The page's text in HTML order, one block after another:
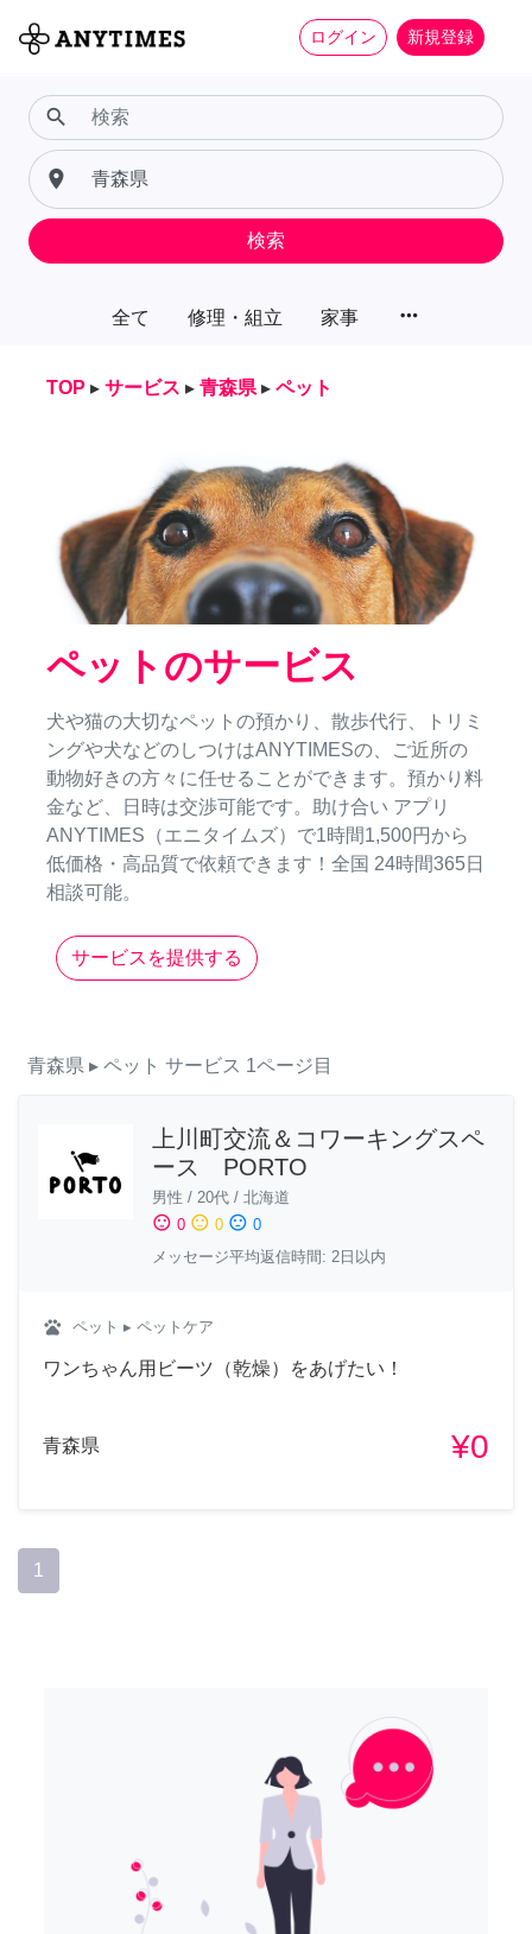
ログイン 新規登録
全て 修理・組立 家事 more_horiz
search
place
検索
TOP ▸ サービス ▸ 青森県 ▸ ペット
ペットのサービス
犬や猫の大切なペットの預かり、散歩代行、トリミ
ングや犬などのしつけはANYTIMESの、ご近所の
動物好きの方々に任せることができます。預かり料
金など、日時は交渉可能です。助け合い アプリ
ANYTIMES（エニタイムズ）で1時間1,500円から
低価格・高品質で依頼できます！全国 24時間365日
相談可能。
サービスを提供する
青森県 ▸ ペット サービス 1ページ目
上川町交流＆コワーキングスペ
ース PORTO
男性 / 20代 / 北海道
sentiment_satisfied 0 sentiment_neutral 0 sentiment_dissatisfied 0
メッセージ平均返信時間: 2日以内
pets ペット ▸ ペットケア
ワンちゃん用ビーツ（乾燥）をあげたい！
青森県 ¥0
1